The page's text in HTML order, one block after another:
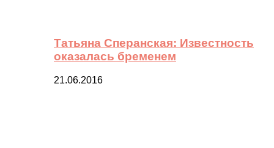
Татьяна Сперанская: Известность
оказалась бременем
21.06.2016